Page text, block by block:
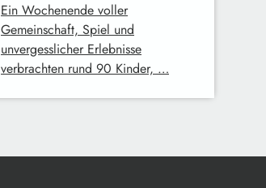
Ein Wochenende voller
Gemeinschaft, Spiel und
unvergesslicher Erlebnisse
verbrachten rund 90 Kinder, …